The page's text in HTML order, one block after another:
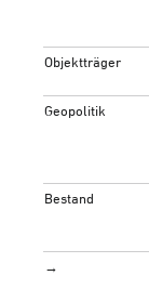
Objektträger
Geopolitik
Bestand
→